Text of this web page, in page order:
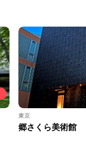
東京
郷さくら美術館